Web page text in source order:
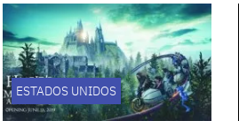
ESTADOS UNIDOS